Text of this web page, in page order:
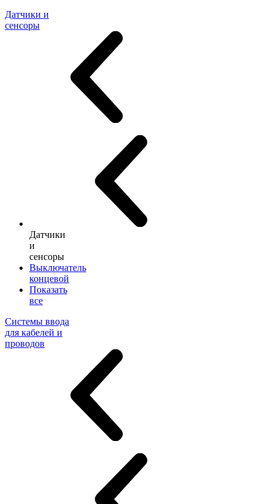
Датчики и
сенсоры
Датчики
и
сенсоры
Выключатель
концевой
Показать
все
Системы ввода
для кабелей и
проводов